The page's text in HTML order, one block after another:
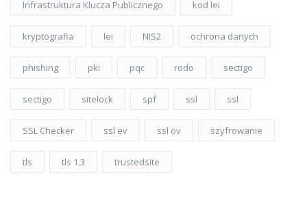
Infrastruktura Klucza Publicznego kod lei
kryptografia lei NIS2 ochrona danych
phishing pki pqc rodo sectigo
sectigo sitelock spf ssl ssl
SSL Checker ssl ev ssl ov szyfrowanie
tls tls 1.3 trustedsite